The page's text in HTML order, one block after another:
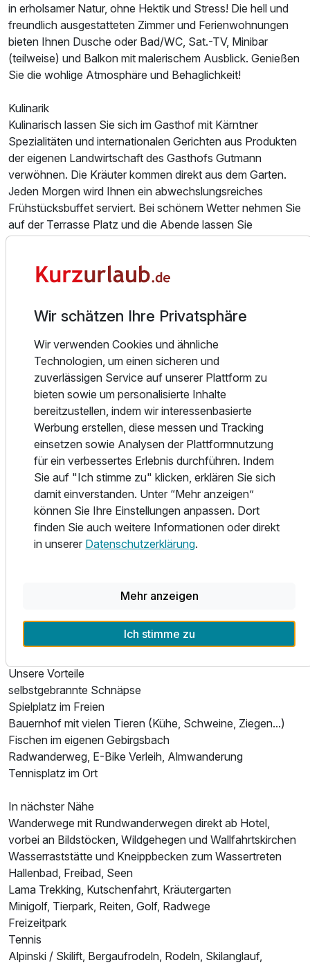
Ausstattung
Zusatznächte
Für 4 Tage p.P. ab255,00 €
Familienzimmer
Ausstattung
Für 4 Tage p.P. ab240,00 €
in erholsamer Natur, ohne Hektik und Stress! Die hell und
freundlich ausgestatteten Zimmer und Ferienwohnungen
bieten Ihnen Dusche oder Bad/WC, Sat.-TV, Minibar
(teilweise) und Balkon mit malerischem Ausblick. Genießen
Sie die wohlige Atmosphäre und Behaglichkeit!
Kulinarik
Kulinarisch lassen Sie sich im Gasthof mit Kärntner
Spezialitäten und internationalen Gerichten aus Produkten
der eigenen Landwirtschaft des Gasthofs Gutmann
verwöhnen. Die Kräuter kommen direkt aus dem Garten.
Jeden Morgen wird Ihnen ein abwechslungsreiches
Frühstücksbuffet serviert. Bei schönem Wetter nehmen Sie
auf der Terrasse Platz und die Abende lassen Sie
gemütlich an der geselligen Bar ausklingen.
Tropfen, wie selbstgebrannte Schnäpse, sortenreinen
österreichische Weine, auf der Zunge zergehen lassen.
Nach einer ausgiebigen Wandertour durch die
atemberaubende Landschaft lädt die Wellness-Oase zur
Erholung ein. Hier erwartet Sie Entspannung vom Feinsten
- ob in der Sauna oder in der freien Natur. Trainieren Sie im
Fitnessbereich und genießen Sie im Anschluss die
entspannende Wärme in der Bio-Sauna, nutzen
Erlebnisdusche, Infrarotkabine, Kneipp-Bank und genießen
den Panoramablick auf die Berge im Outdoor-Whirlpool
und auf der Liegewiese.
Zum Relaxen
Lassen Sie sich von uns von Kopf bis Fuß nach allen
Regeln der Wellness-Kunst verwöhnen! Denn unser
unserem Hotel auf der Saualpe einen unwiderstehlich
Bio-Sauna (Kräuter-, Heu-, Salz- und finnische Sauna),
Infrarotkabine, Kneippbank & Erlebnisdusche
Unsere Vorteile
selbstgebrannte Schnäpse
Spielplatz im Freien
Bauernhof mit vielen Tieren (Kühe, Schweine, Ziegen...)
Fischen im eigenen Gebirgsbach
Radwanderweg, E-Bike Verleih, Almwanderung
Tennisplatz im Ort
In nächster Nähe
Wanderwege mit Rundwanderwegen direkt ab Hotel,
vorbei an Bildstöcken, Wildgehegen und Wallfahrtskirchen
Wasserraststätte und Kneippbecken zum Wassertreten
Hallenbad, Freibad, Seen
Lama Trekking, Kutschenfahrt, Kräutergarten
Minigolf, Tierpark, Reiten, Golf, Radwege
Freizeitpark
Tennis
Alpinski / Skilift, Bergaufrodeln, Rodeln, Skilanglauf,
Wir schätzen Ihre Privatsphäre
Wir verwenden Cookies und ähnliche
Technologien, um einen sicheren und
zuverlässigen Service auf unserer Plattform zu
bieten sowie um personalisierte Inhalte
bereitzustellen, indem wir interessenbasierte
Werbung erstellen, diese messen und Tracking
einsetzen sowie Analysen der Plattformnutzung
für ein verbessertes Erlebnis durchführen. Indem
Sie auf "Ich stimme zu" klicken, erklären Sie sich
damit einverstanden. Unter “Mehr anzeigen”
können Sie Ihre Einstellungen anpassen. Dort
finden Sie auch weitere Informationen oder direkt
in unserer Datenschutzerklärung.
Mehr anzeigen
Ich stimme zu